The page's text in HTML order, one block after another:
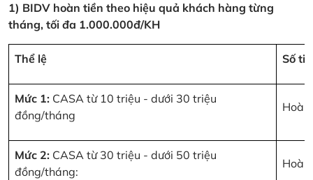
1) BIDV hoàn tiền theo hiệu quả khách hàng từng
tháng, tối đa 1.000.000đ/KH
Thể lệ Số
Mức 1: CASA từ 10 triệu - dưới 30 triệu
đồng/tháng
Mức 2: CASA từ 30 triệu - dưới 50 triệu
đồng/tháng: